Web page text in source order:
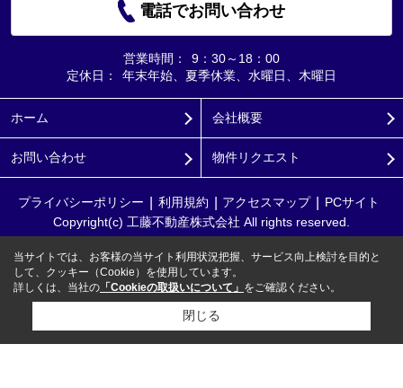
電話でお問い合わせ
営業時間：
9：30～18：00
定休日：
年末年始、夏季休業、水曜日、木曜日
ホーム 会社概要
お問い合わせ 物件リクエスト
プライバシーポリシー 利用規約 アクセスマップ
PCサイト
Copyright(c) 工藤不動産株式会社 All rights reserved.
当サイトでは、お客様の当サイト利用状況把握、サービス向上検討を目的と
して、クッキー（Cookie）を使用しています。
詳しくは、当社の 「Cookieの取扱いについて」 をご確認ください。
閉じる